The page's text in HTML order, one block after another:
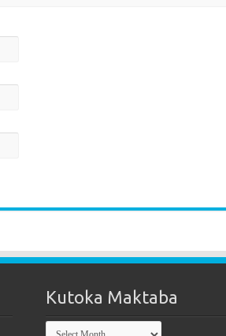
Kutoka Maktaba
Kutoka